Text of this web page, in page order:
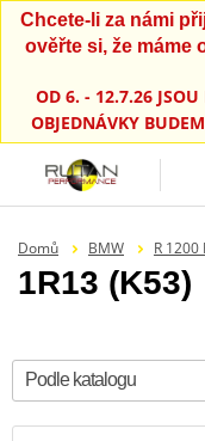
Chcete-li za námi
ověřte si, že máme
OD 6. - 12.7.26 JSOU
OBJEDNÁVKY
Domů BMW R 1200
1R13 (K53)